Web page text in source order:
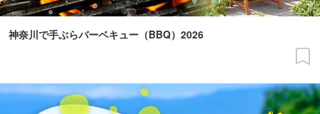
神奈川で手ぶらバーベキュー（BBQ）2026